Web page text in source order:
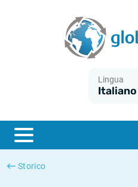
Lingua
Italiano
Storico
ESTER
SONIA
Cos'è l'inflazione CPI?
Cos'è l'inflazione HICP?
Inflazione Italia
Inflazione Stati Uniti
Tassi storici Euribor
Tassi storici di SONIA
Tassi storici di TONAR
Calcolatore dell’inflazione